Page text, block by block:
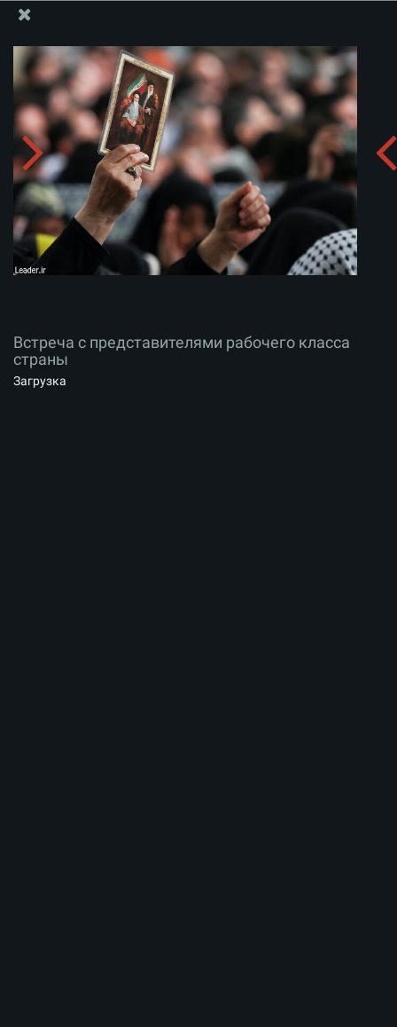
Встреча с представителями рабочего класса
страны
Скачать альбом:
Встреча с представителями рабочего класса
страны
Загрузка